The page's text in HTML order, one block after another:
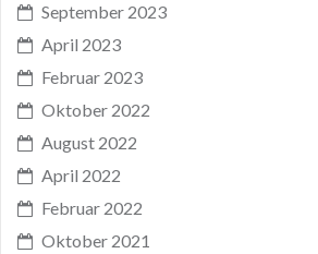
September 2023
April 2023
Februar 2023
Oktober 2022
August 2022
April 2022
Februar 2022
Oktober 2021